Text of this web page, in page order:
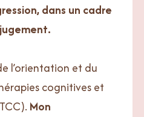
dans un cadre
l’orientation et du
cognitives et
Mon